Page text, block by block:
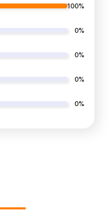
100%
0%
0%
0%
0%